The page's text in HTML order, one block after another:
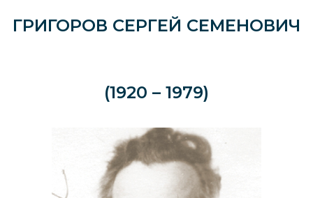
ГРИГОРОВ СЕРГЕЙ СЕМЕНОВИЧ
(1920 – 1979)